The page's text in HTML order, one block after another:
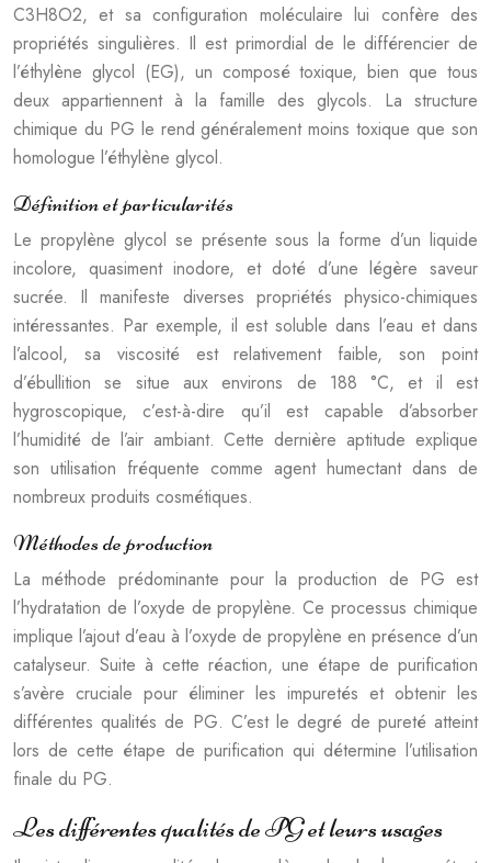
C3H8O2, et sa configuration moléculaire lui confère des
propriétés singulières. Il est primordial de le différencier de
l’éthylène glycol (EG), un composé toxique, bien que tous
deux appartiennent à la famille des glycols. La structure
chimique du PG le rend généralement moins toxique que son
homologue l’éthylène glycol.
Définition et particularités
Le propylène glycol se présente sous la forme d’un liquide
incolore, quasiment inodore, et doté d’une légère saveur
sucrée. Il manifeste diverses propriétés physico-chimiques
intéressantes. Par exemple, il est soluble dans l’eau et dans
l’alcool, sa viscosité est relativement faible, son point
d’ébullition se situe aux environs de 188 °C, et il est
hygroscopique, c’est-à-dire qu’il est capable d’absorber
l’humidité de l’air ambiant. Cette dernière aptitude explique
son utilisation fréquente comme agent humectant dans de
nombreux produits cosmétiques.
Méthodes de production
La méthode prédominante pour la production de PG est
l’hydratation de l’oxyde de propylène. Ce processus chimique
implique l’ajout d’eau à l’oxyde de propylène en présence d’un
catalyseur. Suite à cette réaction, une étape de purification
s’avère cruciale pour éliminer les impuretés et obtenir les
différentes qualités de PG. C’est le degré de pureté atteint
lors de cette étape de purification qui détermine l’utilisation
finale du PG.
Les différentes qualités de PG et leurs usages